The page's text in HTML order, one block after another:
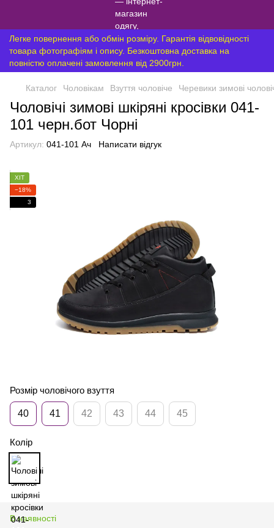
Легке повернення або обмін розміру. Гарантія відвовідності
товара фотографіям і опису. Безкоштовна доставка на
повністю оплачені замовлення від 2900грн.
Каталог Чоловікам Взуття чоловіче Черевики зимові
Чоловічі зимові шкіряні кросівки 041-
101 черн.бот Чорні
Артикул: 041-101 Ач Написати відгук
ХІТ
−18%
3
Розмір чоловічого взуття
40 41 42 43 44 45
Колір
В наявності